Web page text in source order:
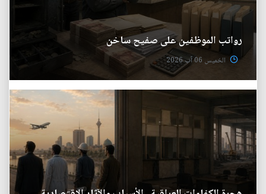
رواتب الموظفين على صفيح ساخن
الخميس 06 آب 2026